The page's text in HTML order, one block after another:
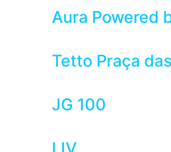
Aura Powered
Tetto Praça
JG 100